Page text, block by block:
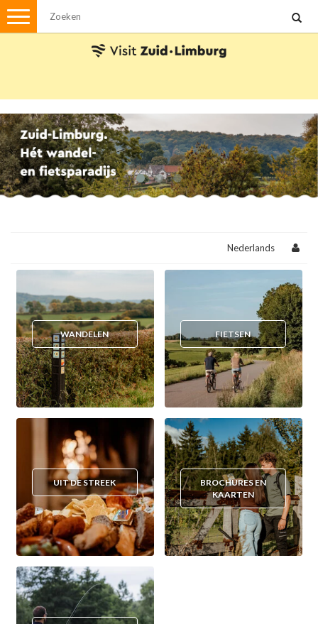
Menu
Met de auto
Visvergunningen
Brochures en kaarten
Streekpakketten
Ansichtkaarten
Nederlands
WANDELEN FIETSEN
UIT DE STREEK
BROCHURES EN
KAARTEN